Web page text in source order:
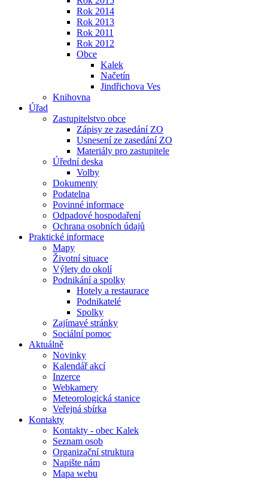
Rok 2014
Rok 2013
Rok 2011
Rok 2012
Obce
Kalek
Načetín
Jindřichova Ves
Knihovna
Úřad
Zastupitelstvo obce
Zápisy ze zasedání ZO
Usnesení ze zasedání ZO
Materiály pro zastupitele
Úřední deska
Volby
Dokumenty
Podatelna
Povinné informace
Odpadové hospodaření
Ochrana osobních údajů
Praktické informace
Mapy
Životní situace
Výlety do okolí
Podnikání a spolky
Hotely a restaurace
Podnikatelé
Spolky
Zajímavé stránky
Sociální pomoc
Aktuálně
Novinky
Kalendář akcí
Inzerce
Webkamery
Meteorologická stanice
Veřejná sbírka
Kontakty
Kontakty - obec Kalek
Seznam osob
Organizační struktura
Napište nám
Mapa webu